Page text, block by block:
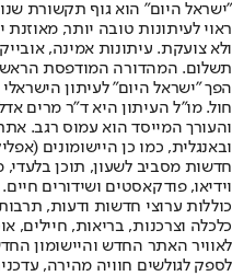
"ישראל היום" הוא גוף תקשורת
ראוי לעיתונות טובה יותר,
ולא צועקת. עיתונות אמינה,
הפך "ישראל היום" לעיתון
חול. מו"ל העיתון היא ד"ר מרים
והעורך המייסד הוא עמוס רגב.
חדשות מסביב לשעון, תוכן בלעדי,
וידיאו, פודקאסטים ושידורים
כוללות ערוצי חדשות ודעות, תרבות
לאוויר האתר החדש והיישומון
לספק לגולשים חוויה מהירה,